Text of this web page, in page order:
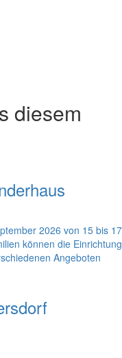
diesem
2026 von 15 bis 17
können die Einrichtung
Angeboten